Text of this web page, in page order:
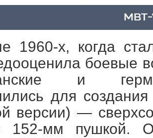
1960-х, когда
боевые
и
для
версии) —
мм пушкой.